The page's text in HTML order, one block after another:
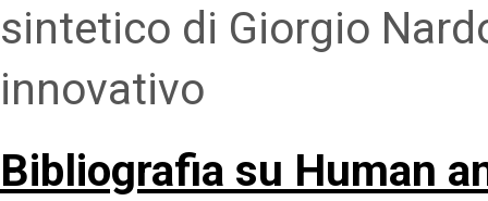
sintetico di Giorgio
innovativo
Bibliografia su Human